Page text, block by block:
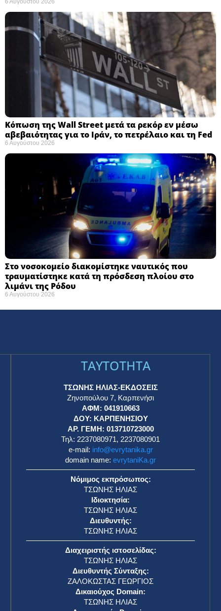
6 Αυγούστου 2026
Κόπωση της Wall Street μετά τα ρεκόρ εν μέσω
αβεβαιότητας για το Ιράν, το πετρέλαιο και τη Fed
6 Αυγούστου 2026
Στο νοσοκομείο διακομίστηκε ναυτικός που
τραυματίστηκε κατά τη πρόσδεση πλοίου στο
λιμάνι της Ρόδου
6 Αυγούστου 2026
TAYTOTHTA
ΤΣΩΝΗΣ ΗΛΙΑΣ-ΕΚΔΟΣΕΙΣ
Ζηνοπούλου 7, Καρπενήσι
ΑΦΜ: 041910663
ΔΟΥ: ΚΑΡΠΕΝΗΣΙΟΥ
ΑΡ. ΓΕΜΗ: 013710723000
Τηλ: 2237080971, 2237080901
e-mail: info@evrytanika.gr
domain name: evrytaniKa.gr
Νόμιμος εκπρόσωπος:
ΤΣΩΝΗΣ ΗΛΙΑΣ
Ιδιοκτησία:
ΤΣΩΝΗΣ ΗΛΙΑΣ
Διευθυντής:
ΤΣΩΝΗΣ ΗΛΙΑΣ
Διαχειριστής ιστοσελίδας:
ΤΣΩΝΗΣ ΗΛΙΑΣ
Διευθυντής Σύνταξης:
ΖΑΛΟΚΩΣΤΑΣ ΓΕΩΡΓΙΟΣ
Δικαιούχος Domain:
ΤΣΩΝΗΣ ΗΛΙΑΣ